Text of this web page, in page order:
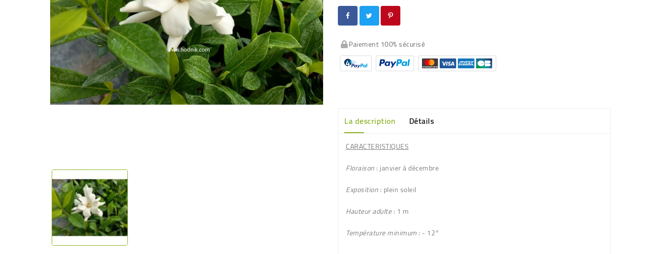
Paiement 100% sécurisé
La description Détails
CARACTERISTIQUES
Floraison: janvier à décembre
Exposition: plein soleil
Hauteur adulte: 1 m
Température minimum: - 12°